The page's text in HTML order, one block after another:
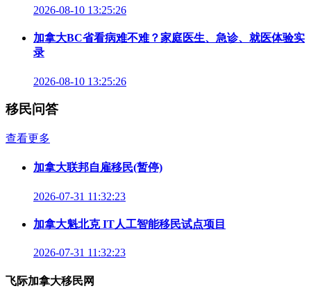
2026-08-10 13:25:26
加拿大BC省看病难不难？家庭医生、急诊、就医体验实
录
2026-08-10 13:25:26
移民问答
查看更多
加拿大联邦自雇移民(暂停)
2026-07-31 11:32:23
加拿大魁北克 IT人工智能移民试点项目
2026-07-31 11:32:23
飞际加拿大移民网